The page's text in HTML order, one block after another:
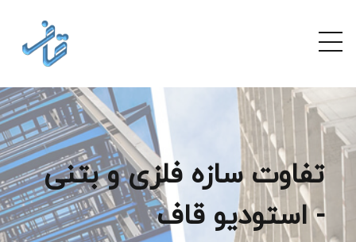
تفاوت سازه فلزی و بتنی
- استودیو قاف